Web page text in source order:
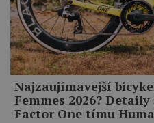
Najzaujímavejší
Femmes 2026?
Factor One tímu